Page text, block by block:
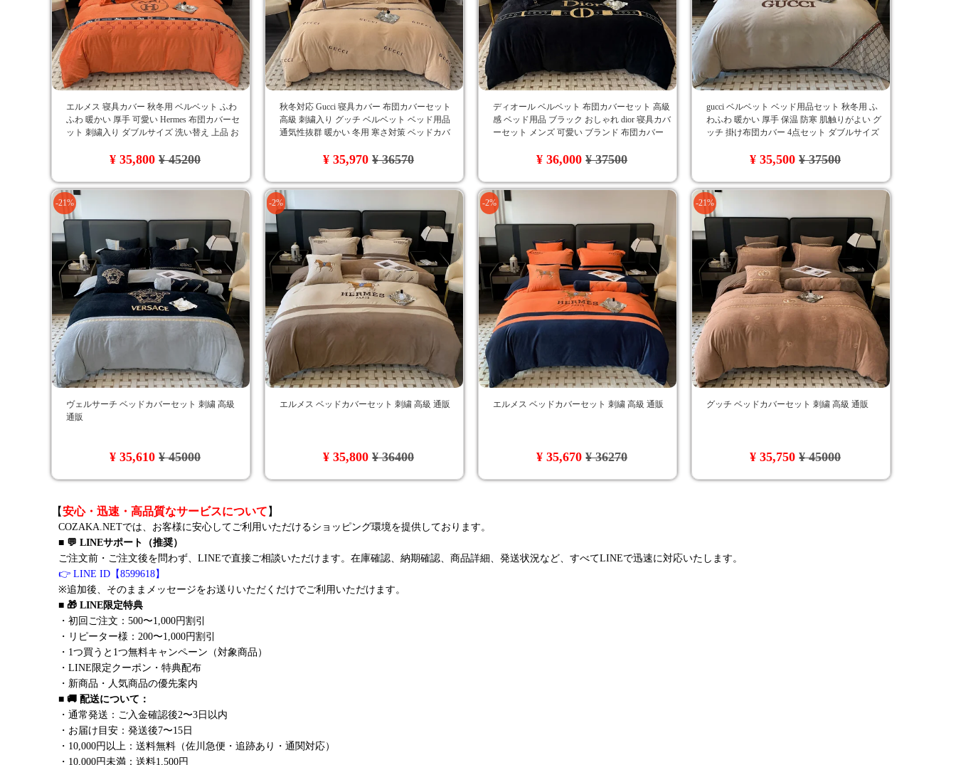
エルメス 寝具カバー 秋冬用 ベルベット ふわ
ふわ 暖かい 厚手 可愛い Hermes 布団カバーセ
ット 刺繍入り ダブルサイズ 洗い替え 上品 お
¥ 35,800¥ 45200
秋冬対応 Gucci 寝具カバー 布団カバーセット
高級 刺繍入り グッチ ベルベット ベッド用品
通気性抜群 暖かい 冬用 寒さ対策 ベッドカバ
¥ 35,970¥ 36570
ディオール ベルベット 布団カバーセット 高級
感 ベッド用品 ブラック おしゃれ dior 寝具カバ
ーセット メンズ 可愛い ブランド 布団カバー
り 洗濯可 秋冬対応
¥ 36,000¥ 37500
gucci ベルベット ベッド用品セット 秋冬用 ふ
わふわ 暖かい 厚手 保温 防寒 肌触りがよい グ
ッチ 掛け布団カバー 4点セット ダブルサイズ
¥ 35,500¥ 37500
-21%
ヴェルサーチ ベッドカバーセット 刺繍 高級
通販
¥ 35,610¥ 45000
-2%
エルメス ベッドカバーセット 刺繍 高級 通販
¥ 35,800¥ 36400
-2%
エルメス ベッドカバーセット 刺繍 高級 通販
¥ 35,670¥ 36270
-21%
グッチ ベッドカバーセット 刺繍 高級 通販
¥ 35,750¥ 45000
【安心・迅速・高品質なサービスについて 】
COZAKA.NETでは、お客様に安心してご利用いただけるショッピング環境を提供しております。
■ 💬 LINEサポート（推奨）
ご注文前・ご注文後を問わず、LINEで直接ご相談いただけます。在庫確認、納期確認、商品詳細、発送状況など、すべてLINEで迅速に対応いたします。
👉 LINE ID【8599618】
※追加後、そのままメッセージをお送りいただくだけでご利用いただけます。
■ 🎁 LINE限定特典
・初回ご注文：500〜1,000円割引
・リピーター様：200〜1,000円割引
・1つ買うと1つ無料キャンペーン（対象商品）
・LINE限定クーポン・特典配布
・新商品・人気商品の優先案内
■ 🚚 配送について：
・通常発送：ご入金確認後2〜3日以内
・お届け目安：発送後7〜15日
・10,000円以上：送料無料（佐川急便・追跡あり・通関対応）
・10,000円未満：送料1,500円